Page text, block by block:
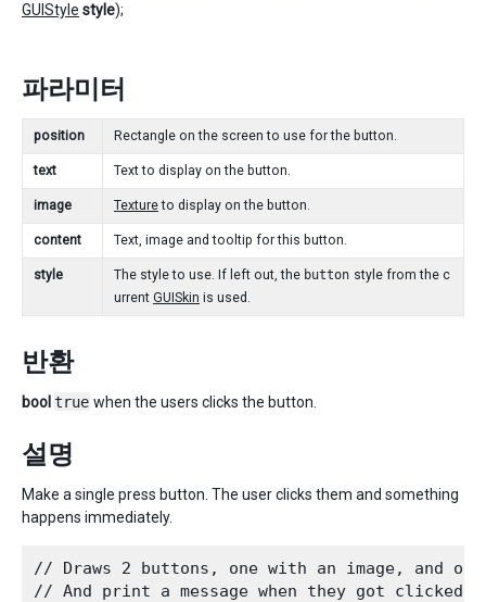
GUIStyle style);
파라미터
position Rectangle on the screen to use for the button.
text Text to display on the button.
image Textureto display on the button.
content Text, image and tooltip for this button.
style The style to use. If left out, the button style from the c
urrent GUISkin is used.
반환
bool true when the users clicks the button.
설명
Make a single press button. The user clicks them and something
happens immediately.
// Draws 2 buttons, one with an image, and
// And print a message when they got clicked.